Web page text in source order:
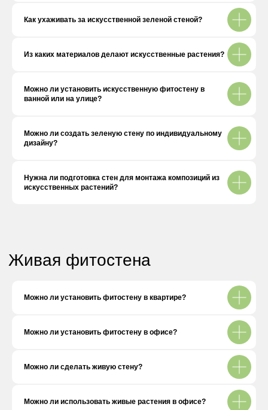
Как ухаживать за искусственной зеленой стеной?
Из каких материалов делают искусственные растения?
Можно ли установить искусственную фитостену в
ванной или на улице?
Можно ли создать зеленую стену по индивидуальному
дизайну?
Нужна ли подготовка стен для монтажа композиций из
искусственных растений?
Можно ли установить фитостену в квартире?
Можно ли установить фитостену в офисе?
Можно ли сделать живую стену?
Можно ли использовать живые растения в офисе?
Другие вопросы